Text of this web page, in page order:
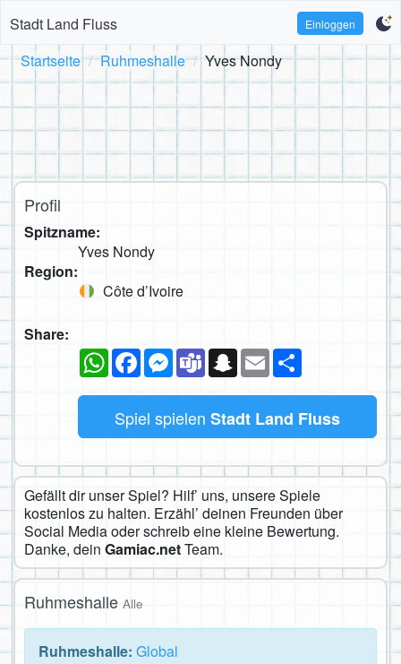
Stadt Land Fluss Einloggen
Startseite Ruhmeshalle Yves Nondy
Profil
Spitzname:
Yves Nondy
Region:
Côte d’Ivoire
Share:
WhatsAppFacebookMessenger
TeamsSnapchat
Email
Spiel spielen Stadt Land Fluss
Gefällt dir unser Spiel? Hilf’ uns, unsere Spiele
kostenlos zu halten. Erzähl’ deinen Freunden über
Social Media oder schreib eine kleine Bewertung.
Danke, dein Gamiac.netTeam.
Ruhmeshalle Alle
Ruhmeshalle: Global